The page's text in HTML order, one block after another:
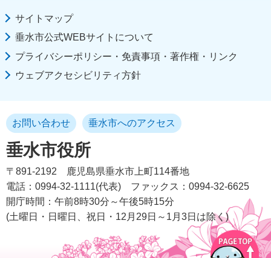
サイトマップ
垂水市公式WEBサイトについて
プライバシーポリシー・免責事項・著作権・リンク
ウェブアクセシビリティ方針
垂水市役所
お問い合わせ 垂水市へのアクセス
〒891-2192
鹿児島県垂水市上町114番地
電話：0994-32-1111(代表)
ファックス：0994-32-6625
開庁時間：午前8時30分～午後5時15分
(土曜日・日曜日、祝日・12月29日～1月3日は除く)